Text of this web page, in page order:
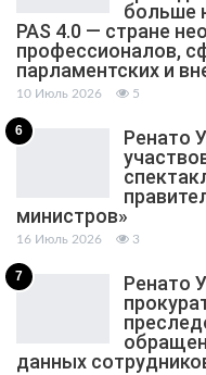
больше
PAS 4.0 — стране
профессионалов,
парламентских и
10 Июль 2026 5
6
Ренато
министров»
16 Июль 2026 3
7
Ренато
данных